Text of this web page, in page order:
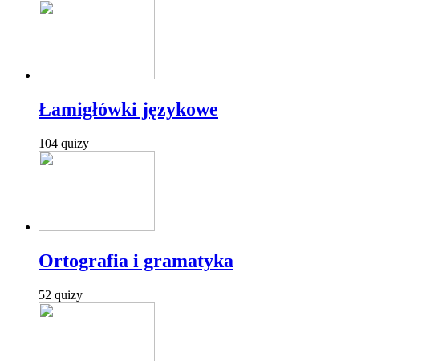
Łamigłówki językowe
104 quizy
Ortografia i gramatyka
52 quizy